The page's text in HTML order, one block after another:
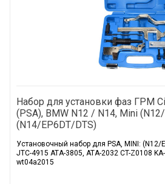
Набор для установки фаз ГРМ
(PSA), BMW N12 / N14, Mini
(N14/EP6DT/DTS)
Установочный набор для PSA, MINI: (N12/
JTC-4915 ATA-3805, ATA-2032 CT-Z0108
wt04a2015